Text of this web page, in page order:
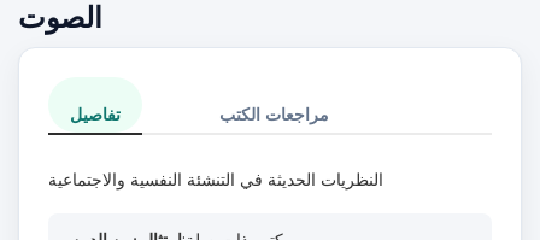
الصوت
تفاصيل مراجعات الكتب
النظريات الحديثة في التنشئة النفسية والاجتماعية